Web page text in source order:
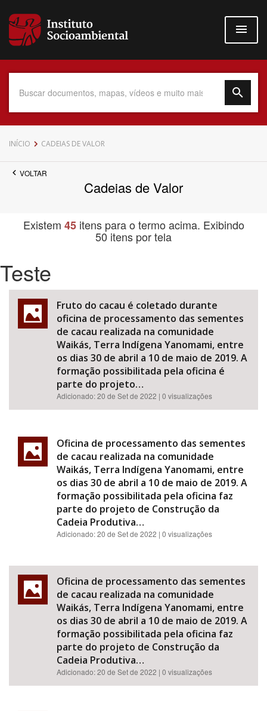
para
conteúdo
Data do Documento
Tema
Área de Levantamento
BUSCAR
INÍCIO CADEIAS DE VALOR
VOLTAR
Cadeias de Valor
Existem 45itens para o termo acima. Exibindo
50 itens por tela
Teste
Fruto do cacau é coletado durante
oficina de processamento das sementes
de cacau realizada na comunidade
Waikás, Terra Indígena Yanomami, entre
os dias 30 de abril a 10 de maio de 2019. A
formação possibilitada pela oficina é
parte do projeto…
Adicionado:20 de Set de 2022 | 0 visualizações
Oficina de processamento das sementes
de cacau realizada na comunidade
Waikás, Terra Indígena Yanomami, entre
os dias 30 de abril a 10 de maio de 2019. A
formação possibilitada pela oficina faz
parte do projeto de Construção da
Cadeia Produtiva…
Adicionado:20 de Set de 2022 | 0 visualizações
Oficina de processamento das sementes
de cacau realizada na comunidade
Waikás, Terra Indígena Yanomami, entre
os dias 30 de abril a 10 de maio de 2019. A
formação possibilitada pela oficina faz
parte do projeto de Construção da
Cadeia Produtiva…
Adicionado:20 de Set de 2022 | 0 visualizações